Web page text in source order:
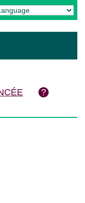
by Translate